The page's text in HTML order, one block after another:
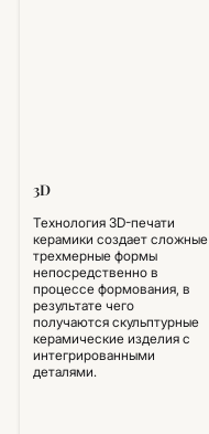
3D
Технология 3D-печати
керамики создает сложные
трехмерные формы
непосредственно в
процессе формования, в
результате чего
получаются скульптурные
керамические изделия с
интегрированными
деталями.